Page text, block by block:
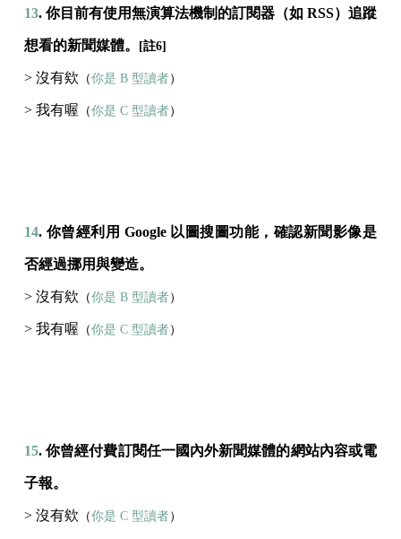
13. 你目前有使用無演算法機制的訂閱器（如 RSS）追蹤
想看的新聞媒體。 [註6]
> 沒有欸 （你是 B 型讀者）
> 我有喔 （你是 C 型讀者）
14. 你曾經利用 Google 以圖搜圖功能，確認新聞影像是
否經過挪用與變造。
> 沒有欸 （你是 B 型讀者）
> 我有喔 （你是 C 型讀者）
15. 你曾經付費訂閱任一國內外新聞媒體的網站內容或電
子報。
> 沒有欸 （你是 C 型讀者）